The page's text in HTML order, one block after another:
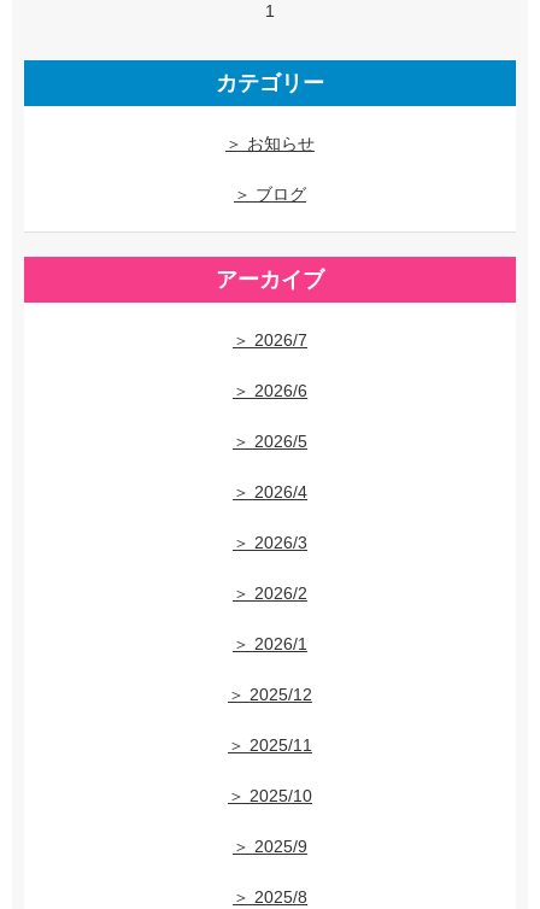
1
カテゴリー
＞ お知らせ
＞ ブログ
アーカイブ
＞ 2026/7
＞ 2026/6
＞ 2026/5
＞ 2026/4
＞ 2026/3
＞ 2026/2
＞ 2026/1
＞ 2025/12
＞ 2025/11
＞ 2025/10
＞ 2025/9
＞ 2025/8